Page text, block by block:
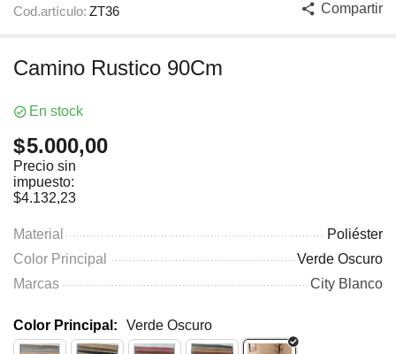
Cod.artículo: ZT36 Compartir
Camino Rustico 90Cm
En stock
$5.000,00
Precio sin
impuesto:
$4.132,23
Material
Poliéster
Color Principal
Verde Oscuro
Marcas
City Blanco
Color Principal: Verde Oscuro